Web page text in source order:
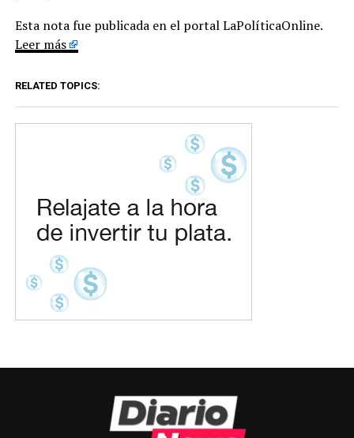
Esta nota fue publicada en el portal LaPolíticaOnline.
Leer más
RELATED TOPICS: